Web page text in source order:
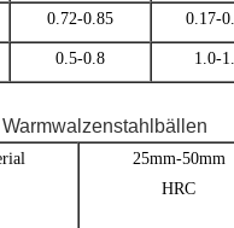
0.72-0.85 0.17-
0.5-0.8 1.0-
25mm-50mm
HRC